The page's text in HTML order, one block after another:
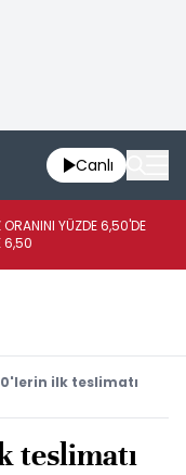
Canlı
YÜZDE 6,50'DE
6,50
ilk teslimatı
teslimatı